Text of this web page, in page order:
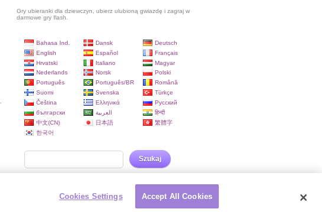
Gry ubieranki dla dziewczyn, ubierz ulubioną gwiazdę i zagraj w
darmowe gry flash.
Bahasa Ind. Dansk
Deutsch
English
Español
Français
Hrvatski
Italiano
Magyar
Nederlands
Norsk
Polski
Português
Português/BR
Română
Suomi
Svenska
Türkçe
Čeština
Ελληνικά
Русский
български
العربية
हिन्दी
中文(CN)
日本語
繁體字
한국어
Szukaj
Cookies Settings Accept All Cookies